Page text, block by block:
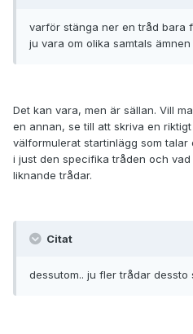
varför stänga ner en tråd bara
ju vara om olika samtals
Det kan vara, men är sällan. Vill
en annan, se till att skriva en
välformulerat startinlägg som
i just den specifika tråden och
liknande trådar.
Citat
dessutom.. ju fler trådar dessto